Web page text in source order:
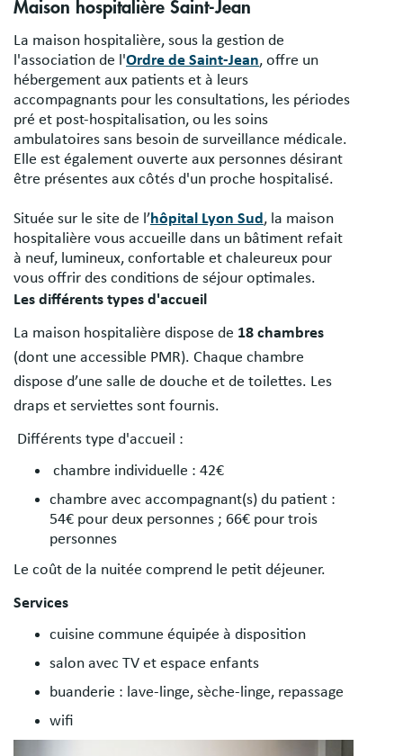
Maison hospitalière Saint-Jean
La maison hospitalière, sous la gestion de
l'association de l'Ordre de Saint-Jean, offre un
hébergement aux patients et à leurs
accompagnants pour les consultations, les périodes
pré et post-hospitalisation, ou les soins
ambulatoires sans besoin de surveillance médicale.
Elle est également ouverte aux personnes désirant
être présentes aux côtés d'un proche hospitalisé.
Située sur le site de l’hôpital Lyon Sud , la maison
hospitalière vous accueille dans un bâtiment refait
à neuf, lumineux, confortable et chaleureux pour
vous offrir des conditions de séjour optimales.
Les différents types d'accueil
La maison hospitalière dispose de 18 chambres
(dont une accessible PMR). Chaque chambre
dispose d’une salle de douche et de toilettes. Les
draps et serviettes sont fournis.
Différents type d'accueil :
chambre individuelle : 42€
chambre avec accompagnant(s) du patient :
54€ pour deux personnes ; 66€ pour trois
personnes
Le coût de la nuitée comprend le petit déjeuner.
Services
cuisine commune équipée à disposition
salon avec TV et espace enfants
buanderie : lave-linge, sèche-linge, repassage
wifi